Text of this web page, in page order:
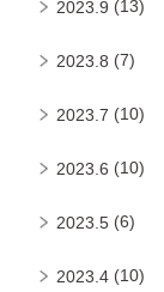
2023.9 (13)
2023.8 (7)
2023.7 (10)
2023.6 (10)
2023.5 (6)
2023.4 (10)